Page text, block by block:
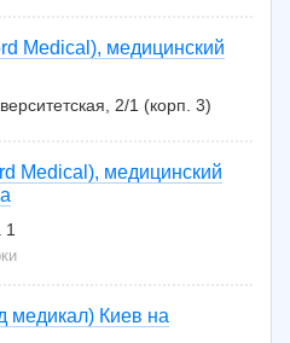
Medical), медицинский
2/1 (корп. 3)
Medical), медицинский
медикал) Киев на